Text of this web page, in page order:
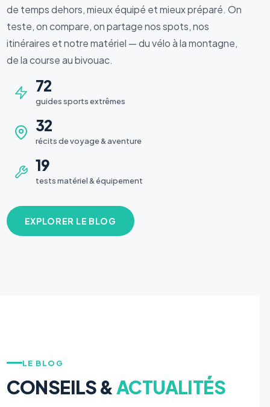
de temps dehors, mieux équipé et mieux préparé. On
teste, on compare, on partage nos spots, nos
itinéraires et notre matériel — du vélo à la montagne,
de la course au bivouac.
72
guides sports extrêmes
32
récits de voyage & aventure
19
tests matériel & équipement
EXPLORER LE BLOG
LE BLOG
CONSEILS &ACTUALITÉS